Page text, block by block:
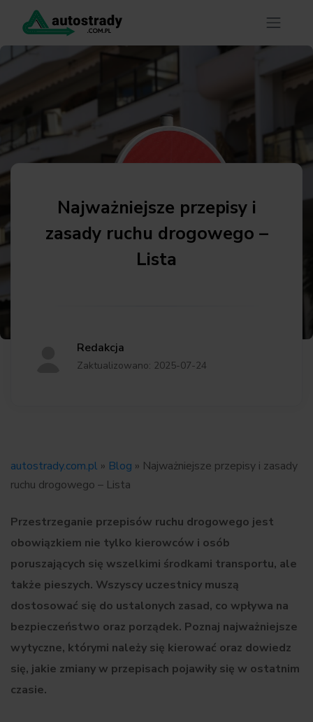
Najważniejsze przepisy i
zasady ruchu drogowego –
Lista
Redakcja
Zaktualizowano: 2025-07-24
autostrady.com.pl » Blog » Najważniejsze przepisy i zasady
ruchu drogowego – Lista
Przestrzeganie przepisów ruchu drogowego jest
obowiązkiem nie tylko kierowców i osób
poruszających się wszelkimi środkami transportu, ale
także pieszych. Wszyscy uczestnicy muszą
dostosować się do ustalonych zasad, co wpływa na
bezpieczeństwo oraz porządek. Poznaj najważniejsze
wytyczne, którymi należy się kierować oraz dowiedz
się, jakie zmiany w przepisach pojawiły się w ostatnim
czasie.